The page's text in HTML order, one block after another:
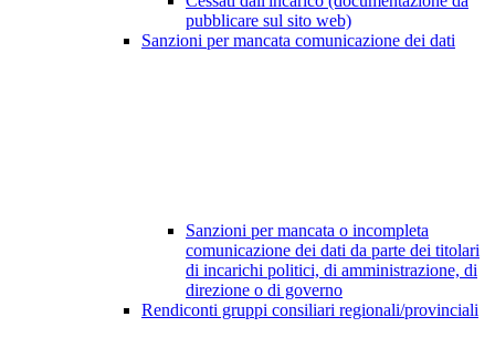
pubblicare sul sito web)
Sanzioni per mancata comunicazione dei dati
Sanzioni per mancata o incompleta
comunicazione dei dati da parte dei titolari
di incarichi politici, di amministrazione, di
direzione o di governo
Rendiconti gruppi consiliari regionali/provinciali